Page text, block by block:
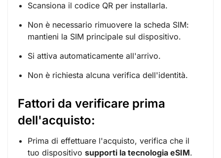
Scansiona il codice QR per installarla.
Non è necessario rimuovere la scheda SIM:
mantieni la SIM principale sul dispositivo.
Si attiva automaticamente all'arrivo.
Non è richiesta alcuna verifica dell'identità.
Fattori da verificare prima
dell'acquisto:
Prima di effettuare l'acquisto, verifica che il
tuo dispositivo supporti la tecnologia eSIM.